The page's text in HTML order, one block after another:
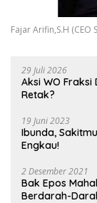
Fajar Arifin,S.H (CEO
29 Juli 2026
Aksi WO
Retak?
19 Juni 2023
Ibunda,
Engkau!
2 Desember 2021
Bak Epos
Berdarah-